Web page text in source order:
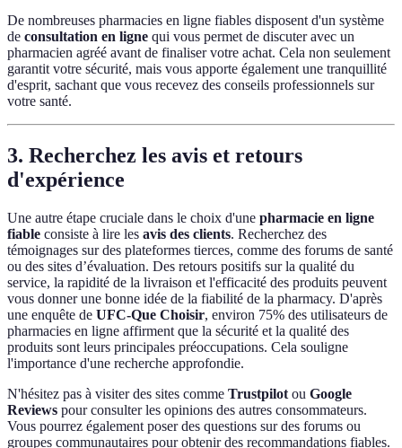
De nombreuses pharmacies en ligne fiables disposent d'un système
de consultation en ligne qui vous permet de discuter avec un
pharmacien agréé avant de finaliser votre achat. Cela non seulement
garantit votre sécurité, mais vous apporte également une tranquillité
d'esprit, sachant que vous recevez des conseils professionnels sur
votre santé.
3. Recherchez les avis et retours
d'expérience
Une autre étape cruciale dans le choix d'une pharmacie en ligne
fiable consiste à lire les avis des clients. Recherchez des
témoignages sur des plateformes tierces, comme des forums de santé
ou des sites d’évaluation. Des retours positifs sur la qualité du
service, la rapidité de la livraison et l'efficacité des produits peuvent
vous donner une bonne idée de la fiabilité de la pharmacy. D'après
une enquête de UFC-Que Choisir, environ 75% des utilisateurs de
pharmacies en ligne affirment que la sécurité et la qualité des
produits sont leurs principales préoccupations. Cela souligne
l'importance d'une recherche approfondie.
N'hésitez pas à visiter des sites comme Trustpilot ou Google
Reviews pour consulter les opinions des autres consommateurs.
Vous pourrez également poser des questions sur des forums ou
groupes communautaires pour obtenir des recommandations fiables.